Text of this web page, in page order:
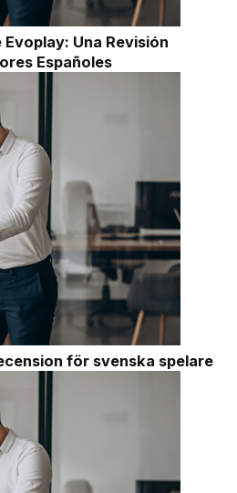
Una Revisión
Españoles
för svenska spelare